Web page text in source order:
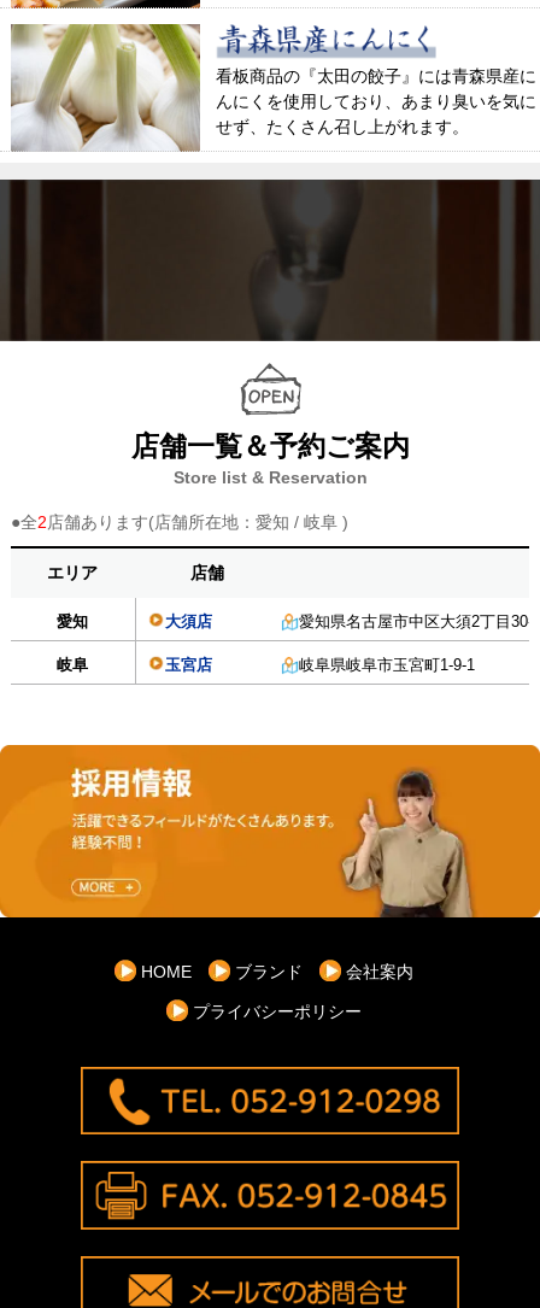
看板商品の『太田の餃子』には青森県産に
んにくを使用しており、あまり臭いを気に
せず、たくさん召し上がれます。
店舗一覧＆予約ご案内
Store list & Reservation
●全2店舗あります(店舗所在地：愛知 / 岐阜 )
エリア 店舗
愛知 大須店 愛知県名古屋市中区大須2丁目30
岐阜 玉宮店 岐阜県岐阜市玉宮町1-9-1
HOME ブランド 会社案内
プライバシーポリシー